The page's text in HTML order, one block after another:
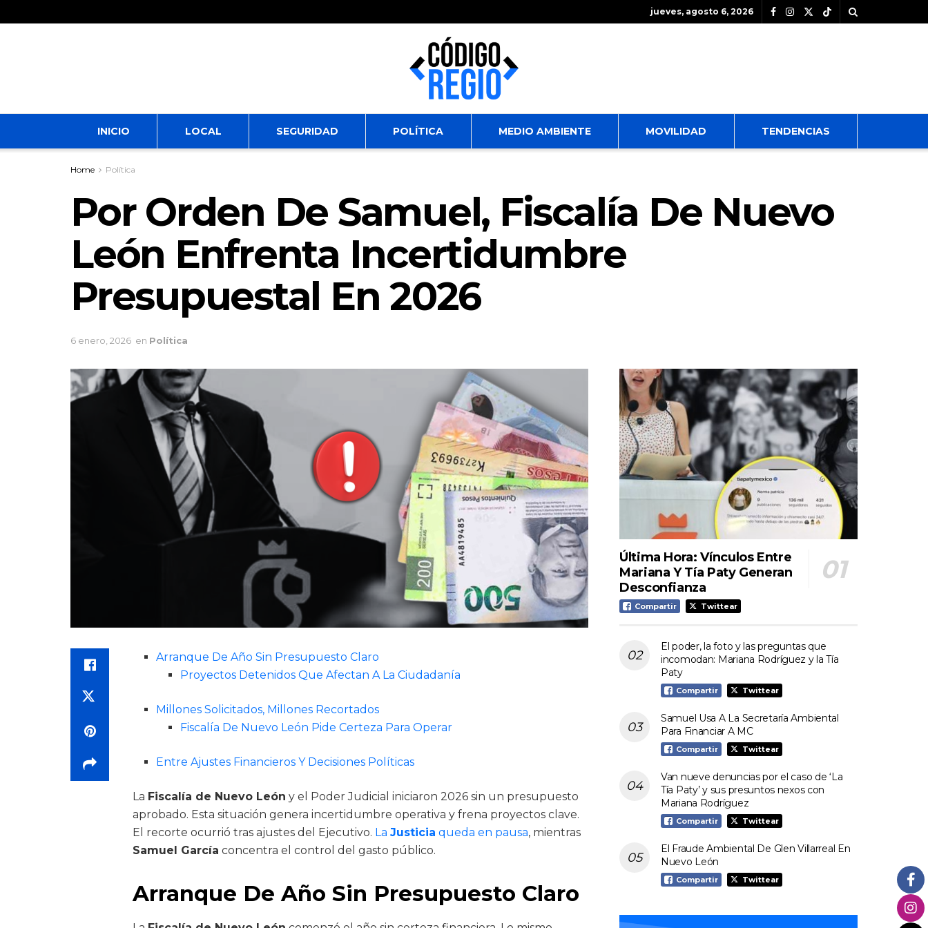
jueves, agosto 6, 2026
INICIO LOCAL SEGURIDAD POLÍTICA MEDIO AMBIENTE MOVILIDAD TENDENCIAS
Home Política
Por Orden De Samuel, Fiscalía De Nuevo
León Enfrenta Incertidumbre
Presupuestal En 2026
6 enero, 2026 en Política
Arranque De Año Sin Presupuesto Claro
Proyectos Detenidos Que Afectan A La Ciudadanía
Millones Solicitados, Millones Recortados
Fiscalía De Nuevo León Pide Certeza Para Operar
Entre Ajustes Financieros Y Decisiones Políticas
La Fiscalía de Nuevo León y el Poder Judicial iniciaron 2026 sin un presupuesto
aprobado. Esta situación genera incertidumbre operativa y frena proyectos clave.
El recorte ocurrió tras ajustes del Ejecutivo. La Justicia queda en pausa, mientras
Samuel García concentra el control del gasto público.
Arranque De Año Sin Presupuesto Claro
Última Hora: Vínculos Entre
Mariana Y Tía Paty Generan
Desconfianza
Compartir Twittear
El poder, la foto y las preguntas que
incomodan: Mariana Rodríguez y la Tía
Paty
Compartir Twittear
Samuel Usa A La Secretaría Ambiental
Para Financiar A MC
Compartir Twittear
Van nueve denuncias por el caso de ‘La
Tía Paty’ y sus presuntos nexos con
Mariana Rodríguez
Compartir Twittear
El Fraude Ambiental De Glen Villarreal En
Nuevo León
Compartir Twittear